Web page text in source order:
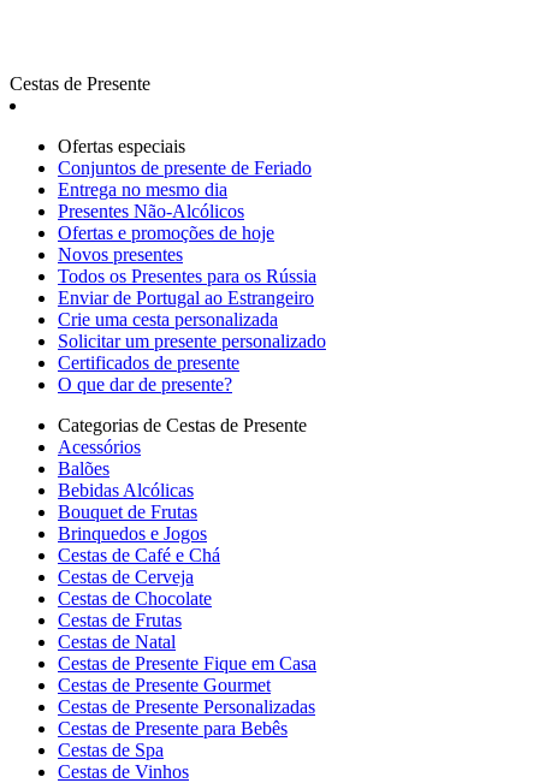
Cestas de Presente
Ofertas especiais
Сonjuntos de presente de Feriado
Entrega no mesmo dia
Presentes Não-Alcólicos
Ofertas e promoções de hoje
Novos presentes
Todos os Presentes para os Rússia
Enviar de Portugal ao Estrangeiro
Crie uma cesta personalizada
Solicitar um presente personalizado
Certificados de presente
O que dar de presente?
Categorias de Cestas de Presente
Acessórios
Balões
Bebidas Alcólicas
Bouquet de Frutas
Brinquedos e Jogos
Cestas de Café e Chá
Cestas de Cerveja
Cestas de Chocolate
Cestas de Frutas
Cestas de Natal
Cestas de Presente Fique em Casa
Cestas de Presente Gourmet
Cestas de Presente Personalizadas
Cestas de Presente para Bebês
Cestas de Spa
Cestas de Vinhos